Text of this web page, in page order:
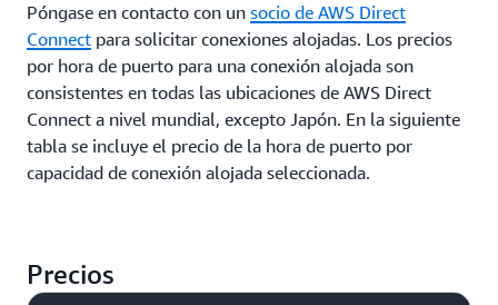
Póngase en contacto con un socio de AWS Direct
Connect para solicitar conexiones alojadas. Los precios
por hora de puerto para una conexión alojada son
consistentes en todas las ubicaciones de AWS Direct
Connect a nivel mundial, excepto Japón. En la siguiente
tabla se incluye el precio de la hora de puerto por
capacidad de conexión alojada seleccionada.
Precios